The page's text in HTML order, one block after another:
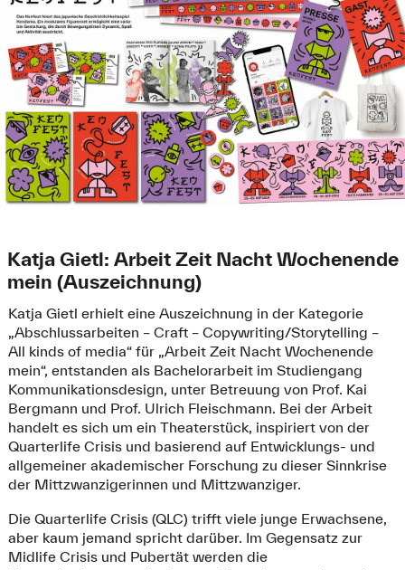
Katja Gietl: Arbeit Zeit Nacht Wochenende
mein (Auszeichnung)
Katja Gietl erhielt eine Auszeichnung in der Kategorie
„Abschlussarbeiten – Craft – Copywriting/Storytelling –
All kinds of media“ für „Arbeit Zeit Nacht Wochenende
mein“, entstanden als Bachelorarbeit im Studiengang
Kommunikationsdesign, unter Betreuung von Prof. Kai
Bergmann und Prof. Ulrich Fleischmann. Bei der Arbeit
handelt es sich um ein Theaterstück, inspiriert von der
Quarterlife Crisis und basierend auf Entwicklungs- und
allgemeiner akademischer Forschung zu dieser Sinnkrise
der Mittzwanzigerinnen und Mittzwanziger.
Die Quarterlife Crisis (QLC) trifft viele junge Erwachsene,
aber kaum jemand spricht darüber. Im Gegensatz zur
Midlife Crisis und Pubertät werden die